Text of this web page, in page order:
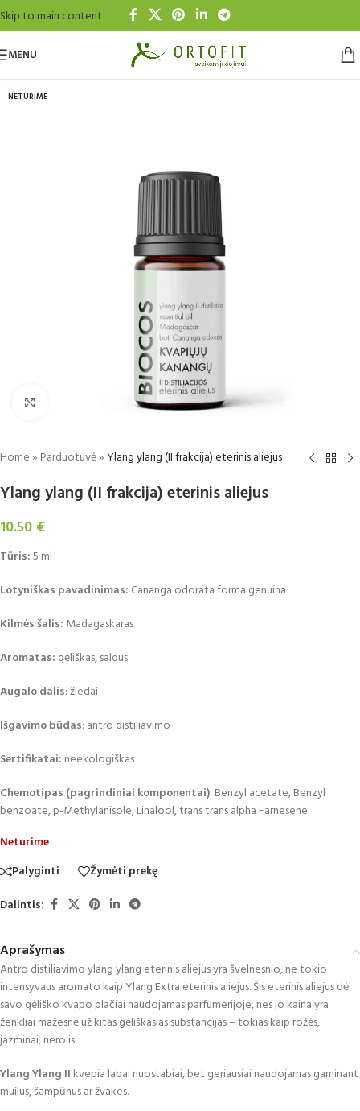
Skip to main content
MENU
NETURIME
Home» Parduotuvė»Ylang ylang (II frakcija) eterinis aliejus
Ylang ylang (II frakcija) eterinis aliejus
10.50 €
Tūris:5 ml
Lotyniškas pavadinimas: Cananga odorata forma genuina
Kilmės šalis: Madagaskaras
Aromatas: gėliškas, saldus
Augalo dalis: žiedai
Išgavimo būdas: antro distiliavimo
Sertifikatai: neekologiškas
Chemotipas (pagrindiniai komponentai): Benzyl acetate, Benzyl
benzoate, p-Methylanisole, Linalool, trans trans alpha Farnesene
Neturime
Palyginti
Žymėti prekę
Dalintis:
Aprašymas
Antro distiliavimo ylang ylang eterinis aliejus yra švelnesnio, ne tokio
intensyvaus aromato kaip Ylang Extra eterinis aliejus. Šis eterinis aliejus dėl
savo gėliško kvapo plačiai naudojamas parfumerijoje, nes jo kaina yra
ženkliai mažesnė už kitas gėliškasias substancijas – tokias kaip rožės,
jazminai, nerolis.
Ylang Ylang II kvepia labai nuostabiai, bet geriausiai naudojamas gaminant
muilus, šampūnus ar žvakes.